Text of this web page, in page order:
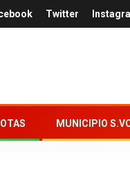
Twitter
MUNICIPIO